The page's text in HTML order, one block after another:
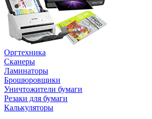
Оргтехника
Сканеры
Ламинаторы
Брошюровщики
Уничтожители бумаги
Резаки для бумаги
Калькуляторы